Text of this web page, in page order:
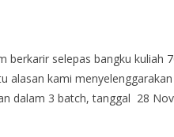
berkarir selepas bangku kuliah
alasan kami
dalam 3 batch, tanggal 28